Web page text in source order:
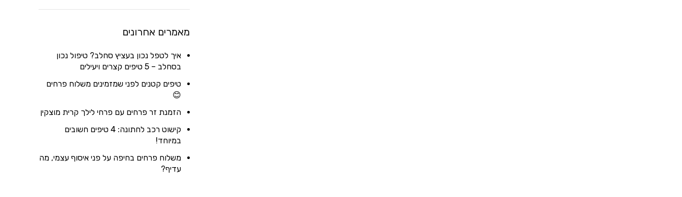
מאמרים אחרונים
איך לטפל נכון בעציץ סחלב? טיפול נכון
בסחלב – 5 טיפים קצרים ויעילים
טיפים קטנים לפני שמזמינים משלוח פרחים
😊
הזמנת זר פרחים עם פרחי לילך קרית מוצקין
קישוט רכב לחתונה: 4 טיפים חשובים
במיוחד!
משלוח פרחים בחיפה על פני איסוף עצמי, מה
עדיף?